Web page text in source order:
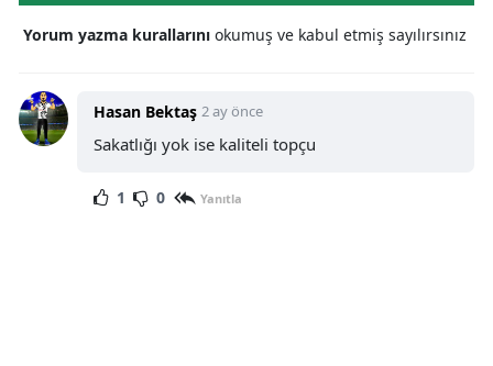
Yorum yazma kurallarını okumuş ve kabul etmiş sayılırsınız
Hasan Bektaş 2 ay önce
Sakatlığı yok ise kaliteli topçu
1 0 Yanıtla